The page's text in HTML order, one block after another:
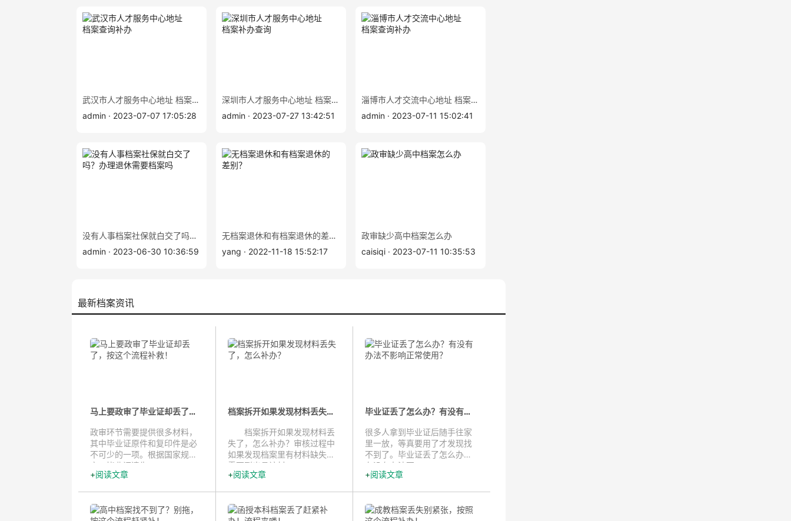
武汉市人才服务中心地址 档案查询补办
admin · 2023-07-07 17:05:28
深圳市人才服务中心地址 档案补办查询
admin · 2023-07-27 13:42:51
淄博市人才交流中心地址 档案查询补办
admin · 2023-07-11 15:02:41
没有人事档案社保就白交了吗？办理退休需要档案吗
admin · 2023-06-30 10:36:59
无档案退休和有档案退休的差别？
yang · 2022-11-18 15:52:17
政审缺少高中档案怎么办
caisiqi · 2023-07-11 10:35:53
最新档案资讯
马上要政审了毕业证却丢了，按这个...
政审环节需要提供很多材料，
其中毕业证原件和复印件是必
不可少的一项。根据国家规
定，毕业证遗失...
阅读文章
档案拆开如果发现材料丢失了，怎么...
档案拆开如果发现材料丢
失了，怎么补办？审核过程中
如果发现档案里有材料缺失，
需要到出具该材...
阅读文章
毕业证丢了怎么办？有没有办法不影...
很多人拿到毕业证后随手往家
里一放，等真要用了才发现找
不到了。毕业证丢了怎么办？
有没有办法不...
阅读文章